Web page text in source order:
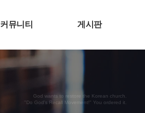
커뮤니티 게시판
God wants to restore the Korean church.
"Do God's Recall Movement!" You ordered it.